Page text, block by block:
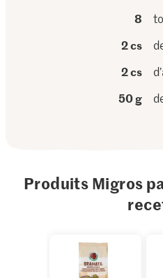
8
2 cs
2 cs
50 g
Produits Migros